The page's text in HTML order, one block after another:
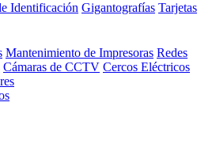
Identificación Gigantografías Tarjetas
Mantenimiento de Impresoras Redes
Cámaras de CCTV Cercos Eléctricos